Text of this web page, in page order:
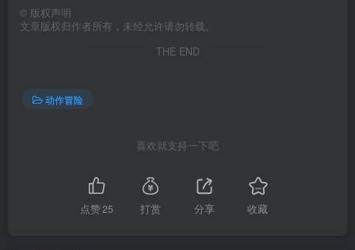
© 版权声明
文章版权归作者所有，未经允许请勿转载。
THE END
动作冒险
喜欢就支持一下吧
点赞25 打赏 分享 收藏